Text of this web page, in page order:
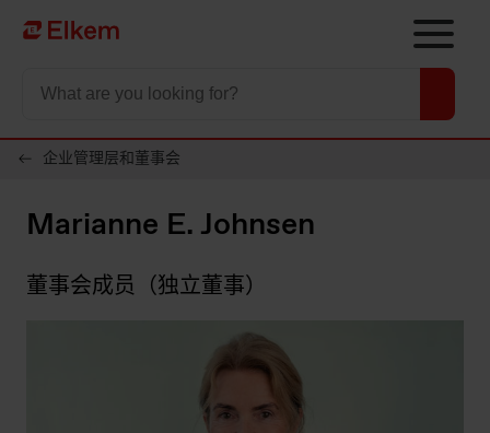
Skip to main content
To start page
企业管理层和董事会
Marianne E. Johnsen
董事会成员 （独立董事）